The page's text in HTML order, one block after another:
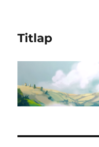
Titlap